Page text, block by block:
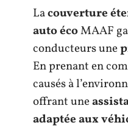
Lacouverture
auto écoMAAF
conducteurs une
En prenant en
causés à
offrant une
adaptée aux